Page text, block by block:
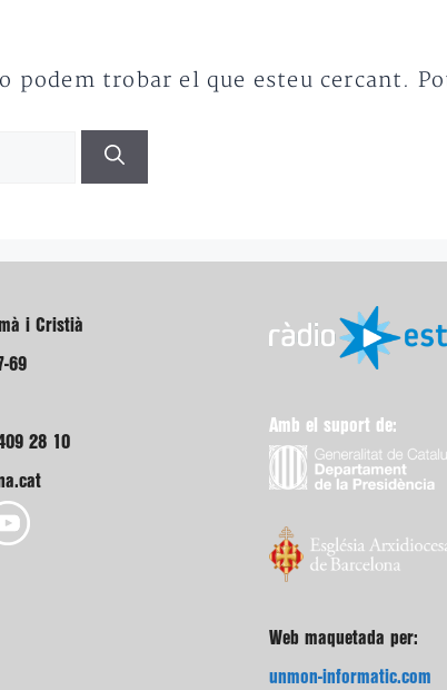
podem trobar el que esteu cercant.
i Cristià
69
28 10
Amb el suport de:
Web maquetada per:
unmon-informatic.com